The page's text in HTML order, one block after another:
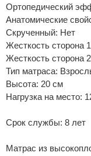
Ортопедический
Анатомические
Скрученный: Нет
Жесткость сторона
Жесткость сторона
Тип матраса:
Высота: 20 см
Нагрузка на место:
Срок службы: 8 лет
Матрас из